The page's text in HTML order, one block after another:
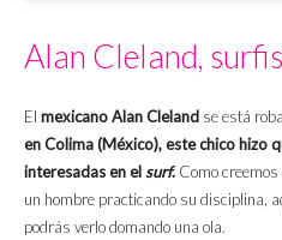
Alan Cleland,
El mexicano Alan Cleland se está
en Colima (México), este chico hizo
interesadas en elsurf. Como
un hombre practicando su disciplina,
podrás verlo domando una ola.